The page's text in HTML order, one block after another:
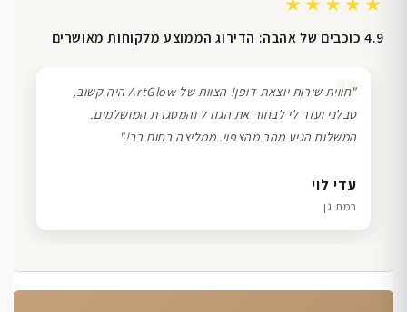
4.9 כוכבים של אהבה: הדירוג הממוצע מלקוחות מאושרים
שרון כהן
תל אביב
❞
"חווית שירות יוצאת דופן! הצוות של ArtGlow היה קשוב,
סבלני ועזר לי לבחור את הגודל והמסגרת המושלמים.
המשלוח הגיע מהר מהצפוי. ממליצה בחום רב!"
עדי לוי
רמת גן
דנה גל
חיפה
ליאת ויוסי מ.
הוד השרון